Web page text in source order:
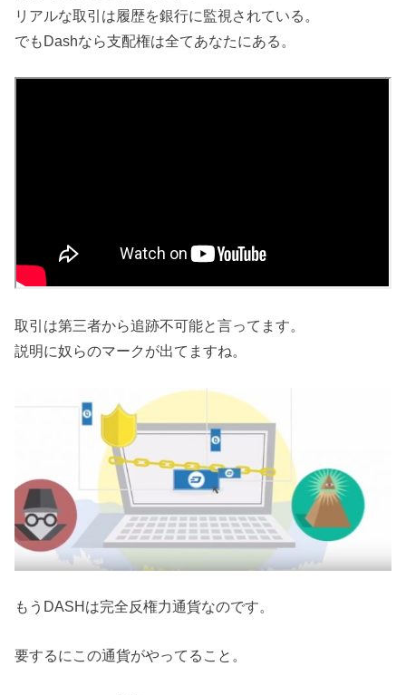
リアルな取引は履歴を銀行に監視されている。
でもDashなら支配権は全てあなたにある。
取引は第三者から追跡不可能と言ってます。
説明に奴らのマークが出てますね。
もうDASHは完全反権力通貨なのです。
要するにこの通貨がやってること。